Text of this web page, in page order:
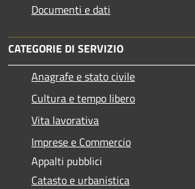
Documenti e dati
CATEGORIE DI SERVIZIO
Anagrafe e stato civile
Cultura e tempo libero
Vita lavorativa
Imprese e Commercio
Appalti pubblici
Catasto e urbanistica